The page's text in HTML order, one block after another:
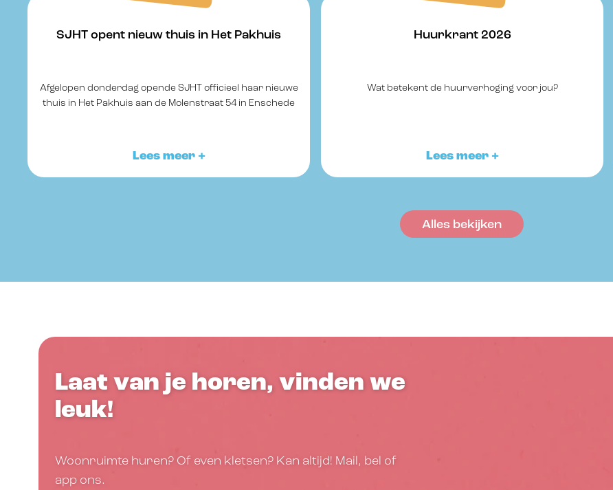
SJHT opent nieuw thuis in Het Pakhuis
Afgelopen donderdag opende SJHT officieel haar nieuwe
thuis in Het Pakhuis aan de Molenstraat 54 in Enschede
Lees meer +
Huurkrant 2026
Wat betekent de huurverhoging voor jou?
Lees meer +
Alles bekijken
Laat van je horen, vinden we
leuk!
Woonruimte huren? Of even kletsen? Kan altijd! Mail, bel of
app ons.